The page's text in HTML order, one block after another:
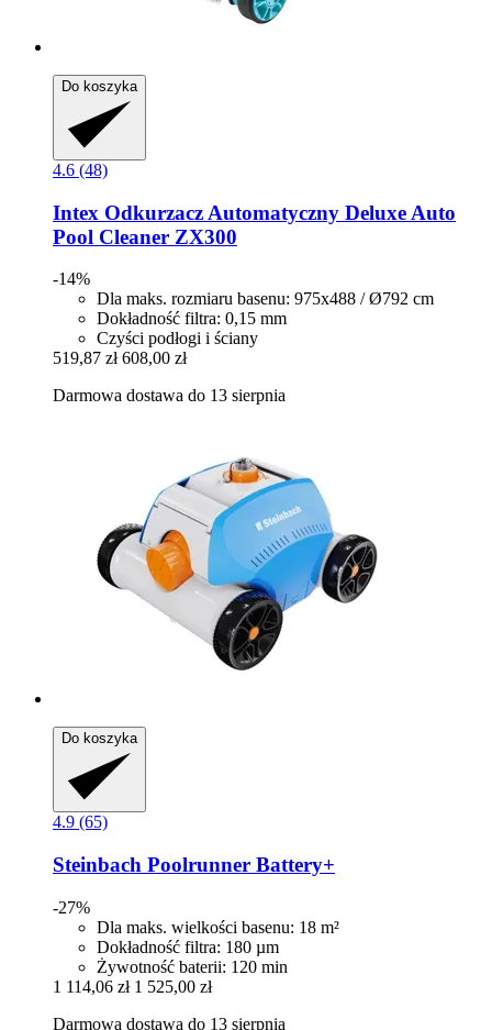
Do koszyka
4.6 (48)
Intex Odkurzacz Automatyczny Deluxe Auto
Pool Cleaner ZX300
-14%
Dla maks. rozmiaru basenu: 975x488 / Ø792 cm
Dokładność filtra: 0,15 mm
Czyści podłogi i ściany
519,87 zł 608,00 zł
Darmowa dostawa do 13 sierpnia
Do koszyka
4.9 (65)
Steinbach Poolrunner Battery+
-27%
Dla maks. wielkości basenu: 18 m²
Dokładność filtra: 180 µm
Żywotność baterii: 120 min
1 114,06 zł 1 525,00 zł
Darmowa dostawa do 13 sierpnia